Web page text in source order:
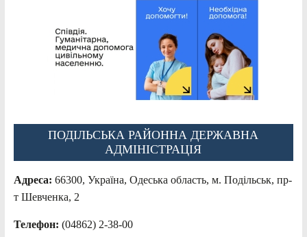
ПОДІЛЬСЬКА РАЙОННА ДЕРЖАВНА
АДМІНІСТРАЦІЯ
Адреса: 66300, Україна, Одеська область, м. Подільськ, пр-
т Шевченка, 2
Телефон: (04862) 2-38-00